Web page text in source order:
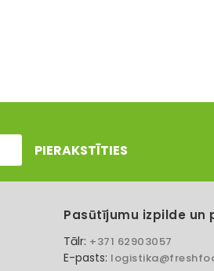
PIERAKSTĪTIES
Pasūtījumu izpilde un
Tālr: +371 62903057
E-pasts: